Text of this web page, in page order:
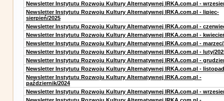
Newsletter Instytutu Rozwoju Kultury Alternatywnej IRKA.com.pl -
Newsletter Instytutu Rozwoju Kultury Alternatywnej IRKA.com.pl - lipiec-
sierpień/2025
Newsletter Instytutu Rozwoju Kultury Alternatywnej IRKA.com.pl -
Newsletter Instytutu Rozwoju Kultury Alternatywnej IRKA.com.pl -
Newsletter Instytutu Rozwoju Kultury Alternatywnej IRKA.com.pl - marzec/
Newsletter Instytutu Rozwoju Kultury Alternatywnej IRKA.com.pl - luty/
Newsletter Instytutu Rozwoju Kultury Alternatywnej IRKA.com.pl -
Newsletter Instytutu Rozwoju Kultury Alternatywnej IRKA.com.pl -
Newsletter Instytutu Rozwoju Kultury Alternatywnej IRKA.com.pl -
październik/2024
Newsletter Instytutu Rozwoju Kultury Alternatywnej IRKA.com.pl -